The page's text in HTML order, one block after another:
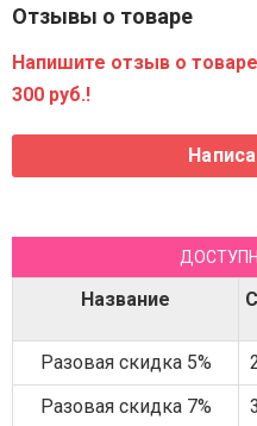
Отзывы о товаре
Напишите отзыв о
300 руб.!
Название
Разовая скидка 5%
Разовая скидка 7%